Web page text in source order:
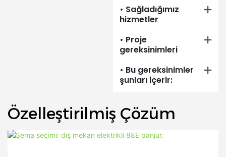
• Sağladığımız
hizmetler
• Proje
gereksinimleri
• Bu gereksinimler
şunları içerir:
Özelleştirilmiş Çözüm